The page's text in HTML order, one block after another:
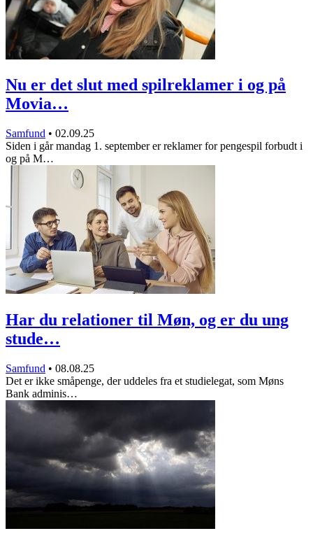
Nu er det slut med spilreklamer i og på
Movia…
Samfund • 02.09.25
Siden i går mandag 1. september er reklamer for pengespil forbudt i
og på M…
Har du relationer til Møn, og er du ung
stude…
Samfund • 08.08.25
Det er ikke småpenge, der uddeles fra et studielegat, som Møns
Bank adminis…